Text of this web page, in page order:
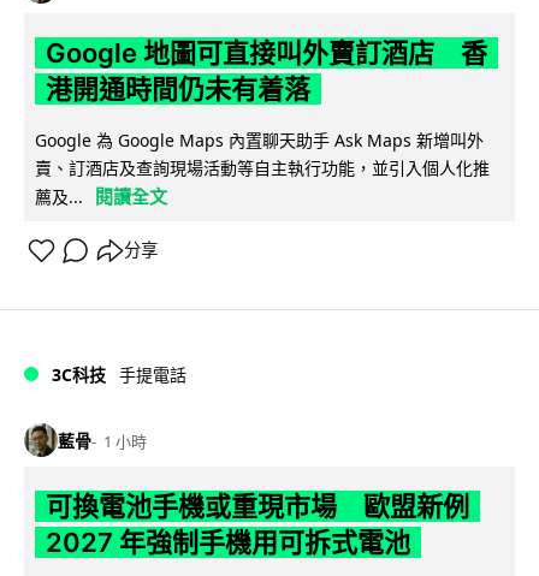
Google 地圖可直接叫外賣訂酒店 香
港開通時間仍未有着落
Google 為 Google Maps 內置聊天助手 Ask Maps 新增叫外
賣、訂酒店及查詢現場活動等自主執行功能，並引入個人化推
薦及...
閱讀全文
分享
3C科技 手提電話
藍骨 1 小時
可換電池手機或重現市場 歐盟新例
2027 年強制手機用可拆式電池